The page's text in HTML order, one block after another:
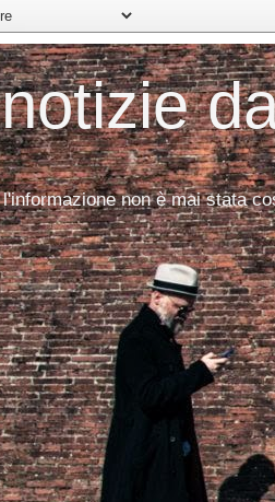
notizie
l'informazione non è mai stata